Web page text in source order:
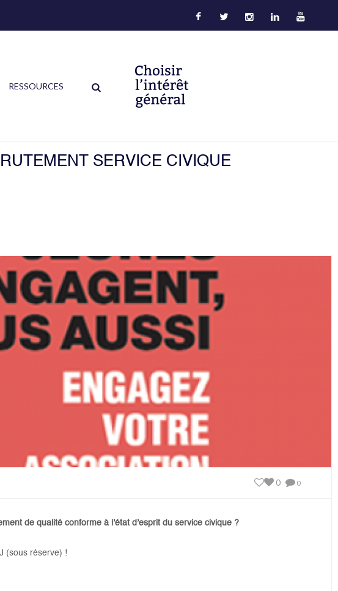
RESSOURCES
SERVICE CIVIQUE
0
0
de qualité conforme à l’état d’esprit du service civique ?
(sous réserve) !